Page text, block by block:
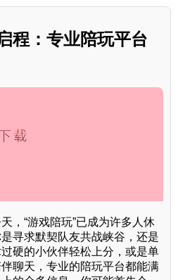
程：专业陪玩平台
，“游戏陪玩”已成为许多人休
寻求默契队友共战峡谷，还是
硬的小伙伴轻松上分，或是单
聊天，专业的陪玩平台都能满